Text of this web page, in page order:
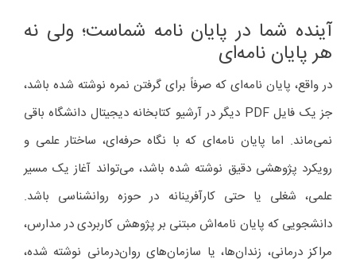
آینده شما در پایان نامه شماست؛ ولی نه
هر پایان نامه‌ای
در واقع، پایان نامه‌ای که صرفاً برای گرفتن نمره نوشته شده باشد،
جز یک فایل PDF دیگر در آرشیو کتابخانه دیجیتال دانشگاه باقی
نمی‌ماند. اما پایان نامه‌ای که با نگاه حرفه‌ای، ساختار علمی و
رویکرد پژوهشی دقیق نوشته شده باشد، می‌تواند آغاز یک مسیر
علمی، شغلی یا حتی کارآفرینانه در حوزه روانشناسی باشد.
دانشجویی که پایان نامه‌اش مبتنی بر پژوهش کاربردی در مدارس،
مراکز درمانی، زندان‌ها، یا سازمان‌های روان‌درمانی نوشته شده،